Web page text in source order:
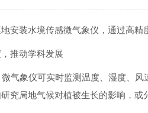
地安装水境传感微气象仪，通过高
推动学科发展
气象仪可实时监测温度、湿度、
究局地气候对植被生长的影响，或